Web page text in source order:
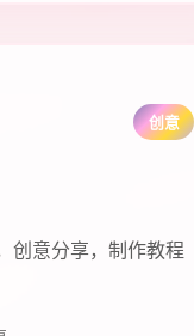
创意
创意分享，制作教程